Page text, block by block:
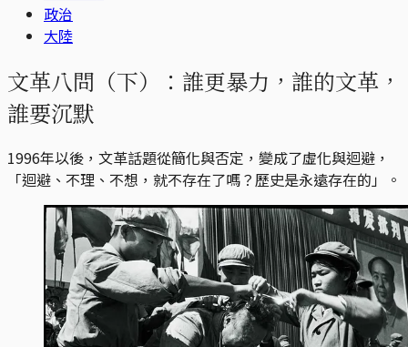
政治
大陸
文革八問（下）：誰更暴力，誰的文革，
誰要沉默
1996年以後，文革話題從簡化與否定，變成了虛化與迴避，
「迴避、不理、不想，就不存在了嗎？歷史是永遠存在的」。